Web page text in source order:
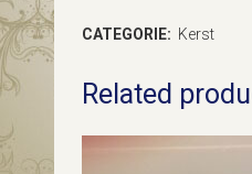
van
dun
CATEGORIE: Kerst
Related